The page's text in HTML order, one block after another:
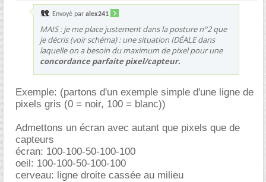
Envoyé par alex241
MAIS : je me place justement dans la posture n°2 que
je décris (voir schéma) : une situation IDÉALE dans
laquelle on a besoin du maximum de pixel pour une
concordance parfaite pixel/capteur.
Exemple: (partons d'un exemple simple d'une ligne de
pixels gris (0 = noir, 100 = blanc))
Admettons un écran avec autant que pixels que de
capteurs
écran: 100-100-50-100-100
oeil: 100-100-50-100-100
cerveau: ligne droite cassée au milieu